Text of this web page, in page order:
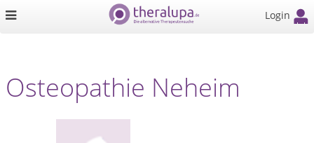
Login
Osteopathie Neheim